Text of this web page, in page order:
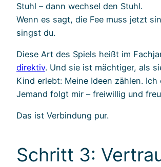
Stuhl – dann wechsel den Stuhl.
Wenn es sagt, die Fee muss jetzt
singst du.
Diese Art des Spiels heißt im
direktiv. Und sie ist mächtiger, als
Kind erlebt: Meine Ideen zählen.
Jemand folgt mir – freiwillig und
Das ist Verbindung pur.
Schritt 3: